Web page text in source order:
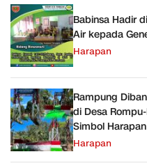
Babinsa Hadir
Air kepada
Harapan
Rampung
di Desa
Simbol
Harapan